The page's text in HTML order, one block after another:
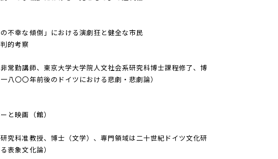
不幸な傾倒」における演劇狂と健全な市民
的考察
非常勤講師、東京大学大学院人文社会系研究科博士課程修了、博
八〇〇年前後のドイツにおける悲劇・悲劇論）
映画（館）
研究科准教授、博士（文学）、専門領域は二十世紀ドイツ文化研
表象文化論）